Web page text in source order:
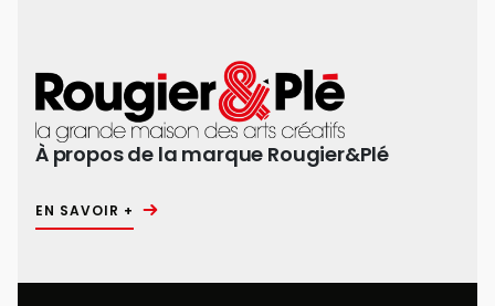
À propos de la marque Rougier&Plé
EN SAVOIR +